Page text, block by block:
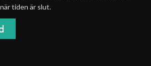
tiden är slut.